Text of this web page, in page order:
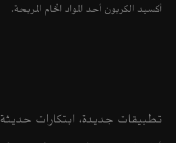
أكسيد الكربون أحد المواد الخام المربحة.
تطبيقات جديدة، ابتكارات حديثة